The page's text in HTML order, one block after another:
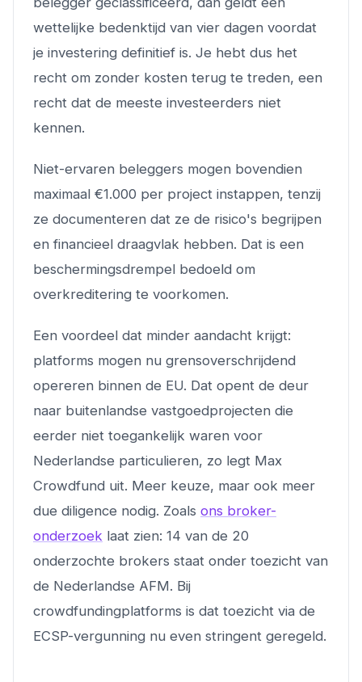
wettelijke bedenktijd van vier dagen voordat
je investering definitief is. Je hebt dus het
recht om zonder kosten terug te treden, een
recht dat de meeste investeerders niet
kennen.
Niet-ervaren beleggers mogen bovendien
maximaal €1.000 per project instappen, tenzij
ze documenteren dat ze de risico's begrijpen
en financieel draagvlak hebben. Dat is een
beschermingsdrempel bedoeld om
overkreditering te voorkomen.
Een voordeel dat minder aandacht krijgt:
platforms mogen nu grensoverschrijdend
opereren binnen de EU. Dat opent de deur
naar buitenlandse vastgoedprojecten die
eerder niet toegankelijk waren voor
Nederlandse particulieren, zo legt Max
Crowdfund uit. Meer keuze, maar ook meer
due diligence nodig. Zoals ons broker-
onderzoek laat zien: 14 van de 20
onderzochte brokers staat onder toezicht van
de Nederlandse AFM. Bij
crowdfundingplatforms is dat toezicht via de
ECSP-vergunning nu even stringent geregeld.